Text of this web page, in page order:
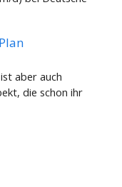
aber auch
die schon ihr